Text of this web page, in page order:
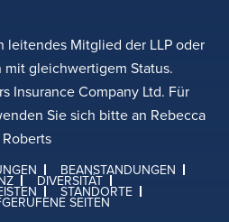
leitendes Mitglied der LLP oder
gleichwertigem Status.
Insurance Company Ltd. Für
Sie sich bitte an Rebecca
Roberts
BEANSTANDUNGEN
DIVERSITÄT
STANDORTE
SEITEN